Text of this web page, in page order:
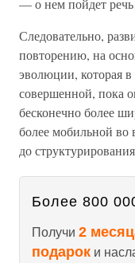
— о нем пойдет речь
Следовательно,
повторению, на
эволюции, которая
совершенной, пока
бесконечно более
более мобильной во
до
Более 800
Получи 2
подарок и